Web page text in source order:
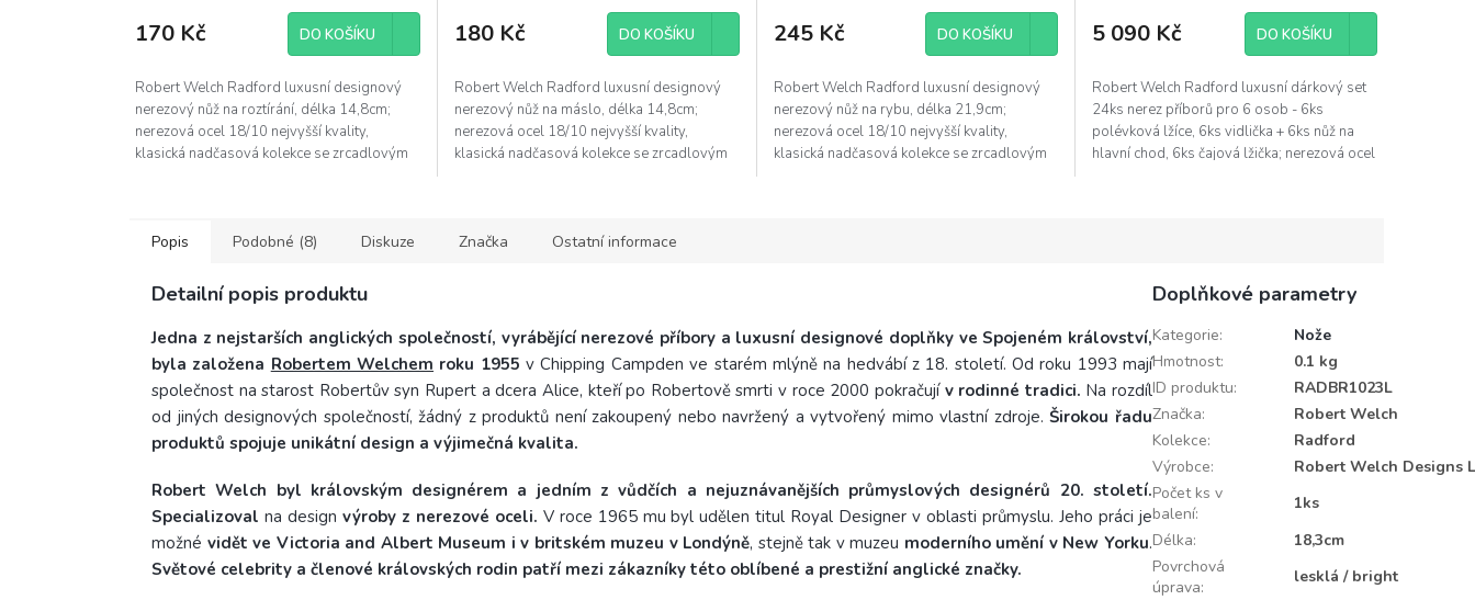
170 Kč DO KOŠÍKU
Robert Welch Radford luxusní designový
nerezový nůž na roztírání, délka 14,8cm;
nerezová ocel 18/10 nejvyšší kvality,
klasická nadčasová kolekce se zrcadlovým
180 Kč DO KOŠÍKU
Robert Welch Radford luxusní designový
nerezový nůž na máslo, délka 14,8cm;
nerezová ocel 18/10 nejvyšší kvality,
klasická nadčasová kolekce se zrcadlovým
245 Kč DO KOŠÍKU
Robert Welch Radford luxusní designový
nerezový nůž na rybu, délka 21,9cm;
nerezová ocel 18/10 nejvyšší kvality,
klasická nadčasová kolekce se zrcadlovým
5 090 Kč DO KOŠÍKU
Robert Welch Radford luxusní dárkový set
24ks nerez příborů pro 6 osob - 6ks
polévková lžíce, 6ks vidlička + 6ks nůž na
hlavní chod, 6ks čajová lžička; nerezová ocel
Popis Podobné (8) Diskuze Značka Ostatní informace
Detailní popis produktu
Jedna z nejstarších anglických společností, vyrábějící nerezové příbory a luxusní designové doplňky ve Spojeném království,
byla založena Robertem Welchem roku 1955 v Chipping Campden ve starém mlýně na hedvábí z 18. století. Od roku 1993 mají
společnost na starost Robertův syn Rupert a dcera Alice, kteří po Robertově smrti v roce 2000 pokračují v rodinné tradici. Na rozdíl
od jiných designových společností, žádný z produktů není zakoupený nebo navržený a vytvořený mimo vlastní zdroje. Širokou řadu
produktů spojuje unikátní design a výjimečná kvalita.
Robert Welch byl královským designérem a jedním z vůdčích a nejuznávanějších průmyslových designérů 20. století.
Specializoval na design výroby z nerezové oceli. V roce 1965 mu byl udělen titul Royal Designer v oblasti průmyslu. Jeho práci je
možné vidět ve Victoria and Albert Museum i v britském muzeu v Londýně, stejně tak v muzeu moderního umění v New Yorku.
Světové celebrity a členové královských rodin patří mezi zákazníky této oblíbené a prestižní anglické značky.
Doplňkové parametry
Kategorie:
Nože
Hmotnost:
0.1 kg
ID produktu:
RADBR1023L
Značka:
Robert Welch
Kolekce:
Radford
Výrobce:
Robert Welch Designs
Počet ks v
balení:
1ks
Délka:
18,3cm
Povrchová
úprava:
lesklá / bright